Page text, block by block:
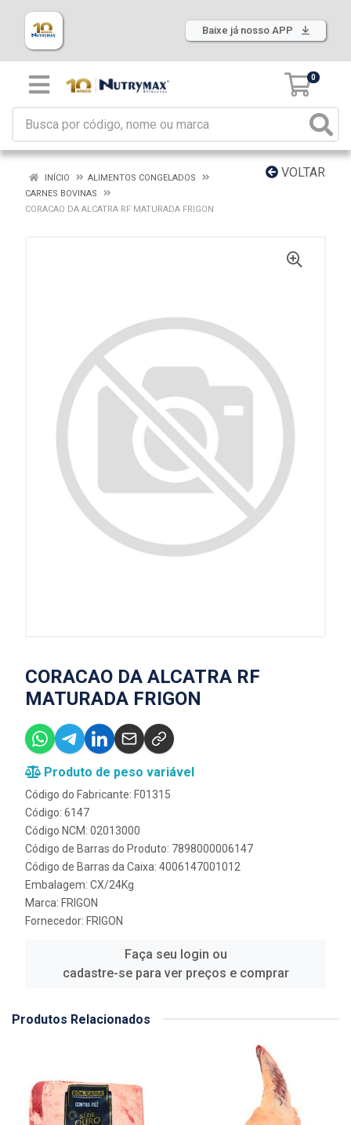
Baixe já nosso APP
0
VOLTAR
INÍCIO
ALIMENTOS CONGELADOS
CARNES BOVINAS
CORACAO DA ALCATRA RF MATURADA FRIGON
CORACAO DA ALCATRA RF
MATURADA FRIGON
Produto de peso variável
Código do Fabricante: F01315
Código: 6147
Código NCM: 02013000
Código de Barras do Produto: 7898000006147
Código de Barras da Caixa: 4006147001012
Embalagem: CX/24Kg
Marca: FRIGON
Fornecedor: FRIGON
Faça seu login ou
cadastre-se para ver preços e comprar
Produtos Relacionados